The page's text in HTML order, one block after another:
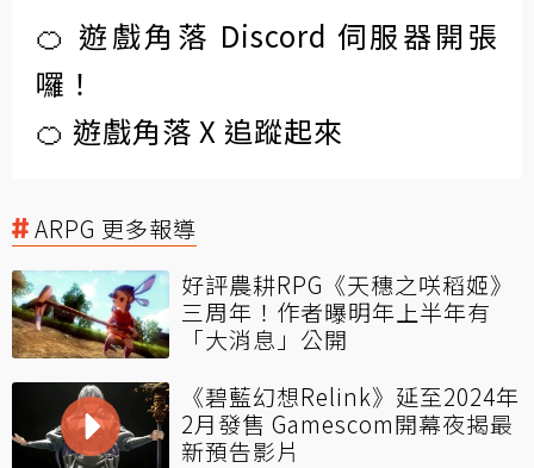
🍊 遊戲角落 Discord 伺服器開張
囉！
🍊 遊戲角落 X 追蹤起來
ARPG 更多報導
好評農耕RPG《天穗之咲稻姬》
三周年！作者曝明年上半年有
「大消息」公開
《碧藍幻想Relink》延至2024年
2月發售 Gamescom開幕夜揭最
新預告影片